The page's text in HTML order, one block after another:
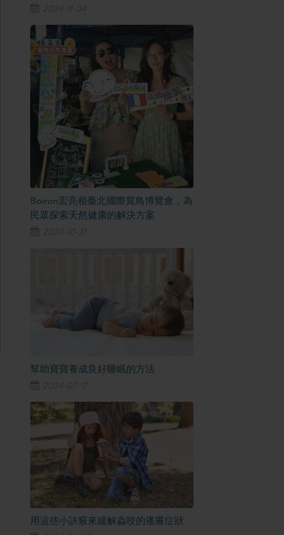
Boiron宏亮相臺北國際賞鳥博覽會，為
民眾探索天然健康的解決方案
幫助寶寶養成良好睡眠的方法
用這些小訣竅來緩解蟲咬的瘙癢症狀